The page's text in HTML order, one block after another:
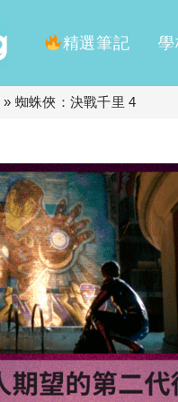
精選筆記
» 蜘蛛俠：決戰千里 4